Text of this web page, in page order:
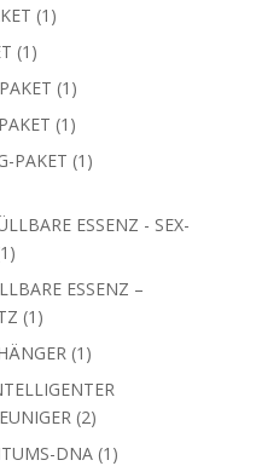
1 1
1 1
Produkt
1 1
Produkt
1 1
Produkt
PAKET 1 1
ESSENZ - SEX-
1 1
ProduktESSENZ –
1 1
Produkt
1 1
Produkt
22
Produkte
DNA 1 1